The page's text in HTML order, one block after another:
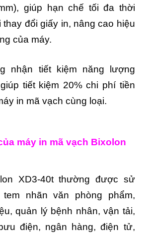
giúp hạn chế tối đa thời
thay đổi giấy in, nâng cao hiệu
của máy.
nhận tiết kiệm năng lượng
tiết kiệm 20% chi phí tiền
in mã vạch cùng loại.
máy in mã vạch Bixolon
XD3-40t thường được sử
nhãn văn phòng phẩm,
quản lý bệnh nhân, vận tải,
điện, ngân hàng, điện tử,